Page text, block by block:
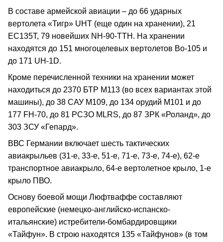
В составе армейской авиации – до 66 ударных
вертолета «Тигр» UHT (еще один на хранении), 21
ЕС135Т, 79 новейших NH-90-ТТН. На хранении
находятся до 151 многоцелевых вертолетов Во-105 и
до 171 UH-1D.
Кроме перечисленной техники на хранении может
находиться до 2370 БТР М113 (во всех вариантах этой
машины), до 38 САУ М109, до 134 орудий М101 и до
177 FH-70, до 81 РСЗО MLRS, до 87 ЗРК «Роланд», до
303 ЗСУ «Гепард».
ВВС Германии включает шесть тактических
авиакрыльев (31-е, 33-е, 51-е, 71-е, 73-е, 74-е), 62-е
транспортное авиакрыло, 64-е вертолетное крыло, 1-е
крыло ПВО.
Основу боевой мощи Люфтваффе составляют
европейские (немецко-английско-испанско-
итальянские) истребители-бомбардировщики
«Тайфун». В строю находятся 135 «Тайфунов» (в том